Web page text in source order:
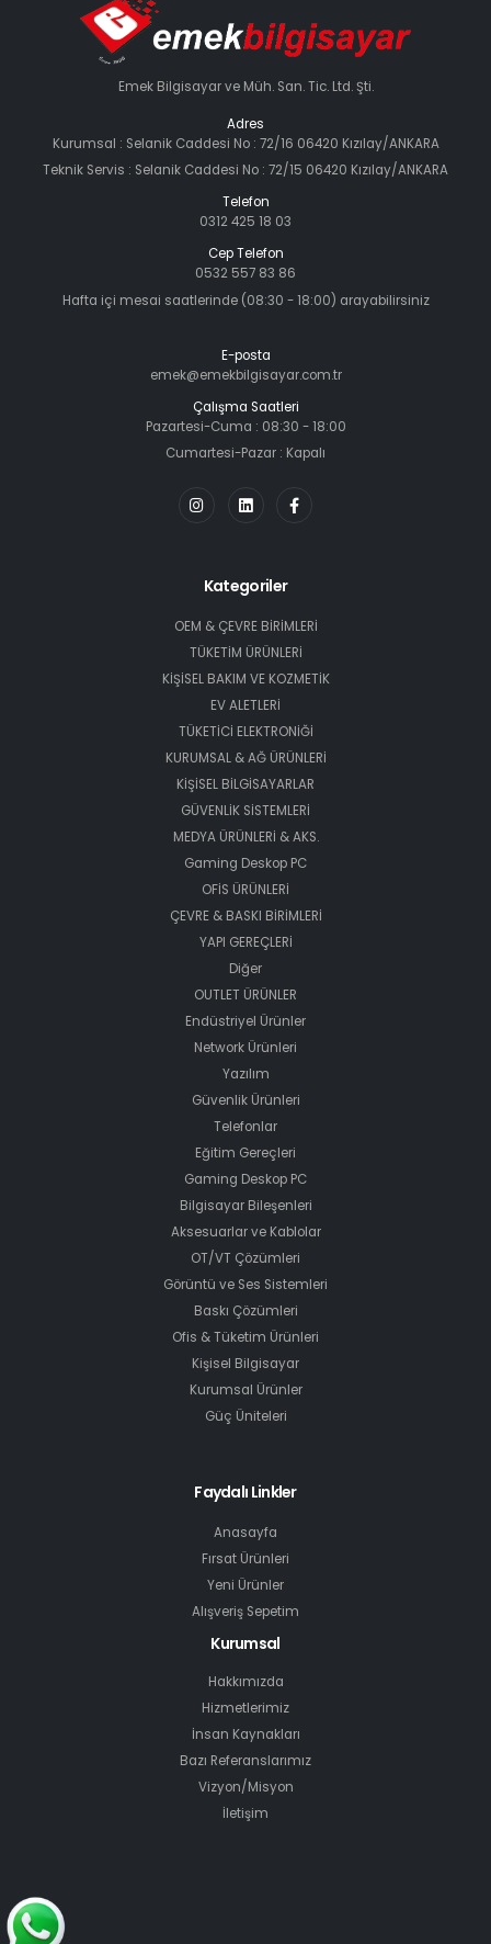
Emek Bilgisayar ve Müh. San. Tic. Ltd. Şti.
Adres
Kurumsal : Selanik Caddesi No : 72/16 06420 Kızılay/ANKARA
Teknik Servis : Selanik Caddesi No : 72/15 06420 Kızılay/ANKARA
Telefon
0312 425 18 03
Cep Telefon
0532 557 83 86
Hafta içi mesai saatlerinde (08:30 - 18:00) arayabilirsiniz
E-posta
emek@emekbilgisayar.com.tr
Çalışma Saatleri
Pazartesi-Cuma : 08:30 - 18:00
Cumartesi-Pazar : Kapalı
Kategoriler
OEM & ÇEVRE BİRİMLERİ
TÜKETİM ÜRÜNLERİ
KİŞİSEL BAKIM VE KOZMETİK
EV ALETLERİ
TÜKETİCİ ELEKTRONİĞİ
KURUMSAL & AĞ ÜRÜNLERİ
KİŞİSEL BİLGİSAYARLAR
GÜVENLİK SİSTEMLERİ
MEDYA ÜRÜNLERİ & AKS.
Gaming Deskop PC
OFİS ÜRÜNLERİ
ÇEVRE & BASKI BİRİMLERİ
YAPI GEREÇLERİ
Diğer
OUTLET ÜRÜNLER
Endüstriyel Ürünler
Network Ürünleri
Yazılım
Güvenlik Ürünleri
Telefonlar
Eğitim Gereçleri
Gaming Deskop PC
Bilgisayar Bileşenleri
Aksesuarlar ve Kablolar
OT/VT Çözümleri
Görüntü ve Ses Sistemleri
Baskı Çözümleri
Ofis & Tüketim Ürünleri
Kişisel Bilgisayar
Kurumsal Ürünler
Güç Üniteleri
Faydalı Linkler
Anasayfa
Fırsat Ürünleri
Yeni Ürünler
Alışveriş Sepetim
Kurumsal
Hakkımızda
Hizmetlerimiz
İnsan Kaynakları
Bazı Referanslarımız
Vizyon/Misyon
İletişim